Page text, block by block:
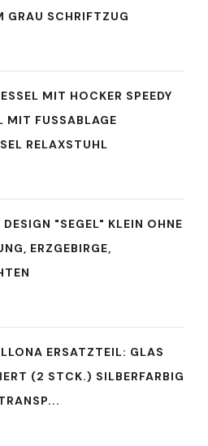
GRAU SCHRIFTZUG
MIT HOCKER SPEEDY
MIT FUSSABLAGE R
RELAXSTUHL
DESIGN "SEGEL" KLEIN OHNE
ERZGEBIRGE,
ERSATZTEIL: GLAS
(2 STCK.) SILBERFARBIG